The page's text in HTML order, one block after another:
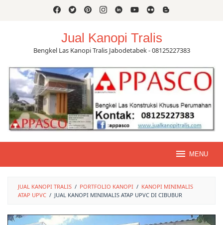
Jual Kanopi Tralis
Bengkel Las Kanopi Tralis Jabodetabek - 08125227383
MENU
JUAL KANOPI TRALIS / PORTFOLIO KANOPI / KANOPI MINIMALIS
ATAP UPVC / JUAL KANOPI MINIMALIS ATAP UPVC DI CIBUBUR